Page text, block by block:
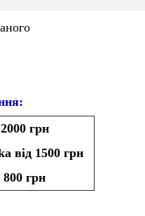
грн
від 1500 грн
грн